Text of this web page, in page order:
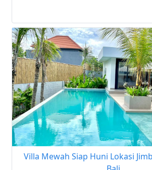
Villa Mewah Siap Huni Lokasi